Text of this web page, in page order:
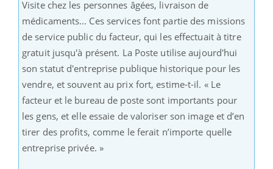
Visite chez les personnes âgées, livraison de
médicaments... Ces services font partie des missions
de service public du facteur, qui les effectuait à titre
gratuit jusqu'à présent. La Poste utilise aujourd'hui
son statut d'entreprise publique historique pour les
vendre, et souvent au prix fort, estime-t-il. « Le
facteur et le bureau de poste sont importants pour
les gens, et elle essaie de valoriser son image et d’en
tirer des profits, comme le ferait n’importe quelle
entreprise privée. »